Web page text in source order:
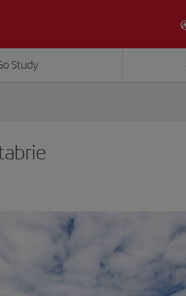
Study